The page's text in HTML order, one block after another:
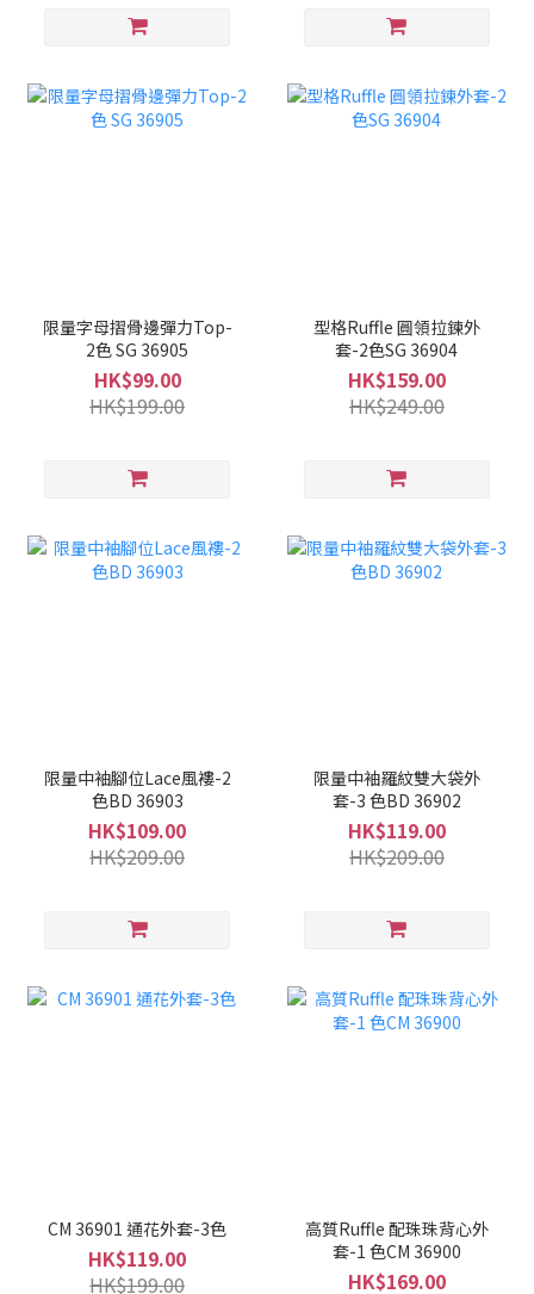
限量字母摺骨邊彈力Top-
2色 SG 36905
HK$99.00
HK$199.00
型格Ruffle 圓領拉鍊外
套-2色SG 36904
HK$159.00
HK$249.00
限量中袖腳位Lace風褸-2
色BD 36903
HK$109.00
HK$209.00
限量中袖羅紋雙大袋外
套-3 色BD 36902
HK$119.00
HK$209.00
CM 36901 通花外套-3色
HK$119.00
HK$199.00
高質Ruffle 配珠珠背心外
套-1 色CM 36900
HK$169.00